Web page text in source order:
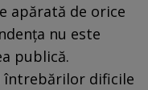
apărată de orice
nu este
publică.
dificile